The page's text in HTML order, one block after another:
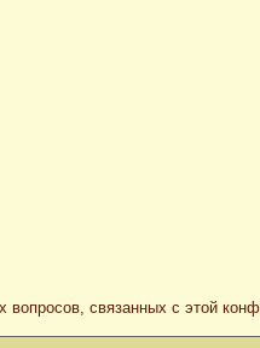
вопросов, связанных с этой